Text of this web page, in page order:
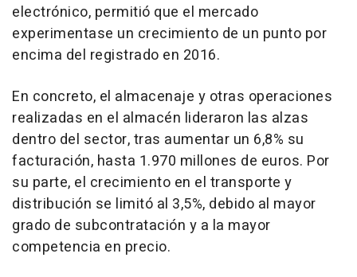
electrónico, permitió que el mercado
experimentase un crecimiento de un punto por
encima del registrado en 2016.
En concreto, el almacenaje y otras operaciones
realizadas en el almacén lideraron las alzas
dentro del sector, tras aumentar un 6,8% su
facturación, hasta 1.970 millones de euros. Por
su parte, el crecimiento en el transporte y
distribución se limitó al 3,5%, debido al mayor
grado de subcontratación y a la mayor
competencia en precio.